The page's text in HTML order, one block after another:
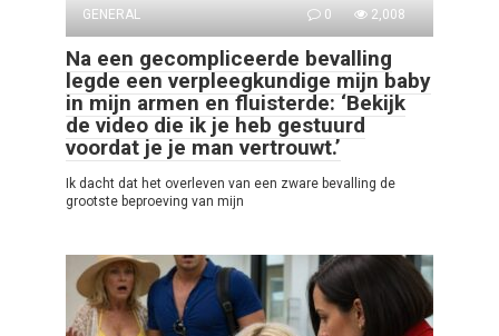
GENERAL
0 2,008
Na een gecompliceerde bevalling
legde een verpleegkundige mijn baby
in mijn armen en fluisterde: ‘Bekijk
de video die ik je heb gestuurd
voordat je je man vertrouwt.’
Ik dacht dat het overleven van een zware bevalling de
grootste beproeving van mijn